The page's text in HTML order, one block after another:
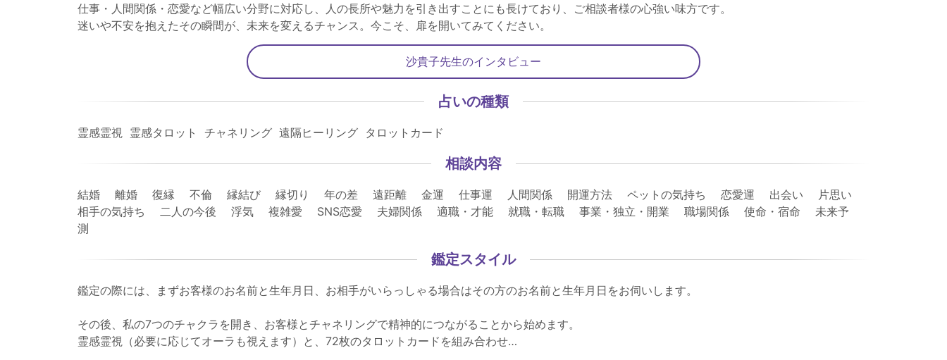
仕事・人間関係・恋愛など幅広い分野に対応し、人の長所や魅力を引き出すことにも長けており、ご相談者様の心強い味方です。
迷いや不安を抱えたその瞬間が、未来を変えるチャンス。今こそ、扉を開いてみてください。
沙貴子先生のインタビュー
占いの種類
霊感霊視 霊感タロット チャネリング 遠隔ヒーリング タロットカード
相談内容
結婚 離婚 復縁 不倫 縁結び 縁切り 年の差 遠距離 金運 仕事運 人間関係 開運方法 ペットの気持ち 恋愛運 出会い 片思い
相手の気持ち 二人の今後 浮気 複雑愛 SNS恋愛 夫婦関係 適職・才能 就職・転職 事業・独立・開業 職場関係 使命・宿命 未来予
測
鑑定スタイル
鑑定の際には、まずお客様のお名前と生年月日、お相手がいらっしゃる場合はその方のお名前と生年月日をお伺いします。
その後、私の7つのチャクラを開き、お客様とチャネリングで精神的につながることから始めます。
霊感霊視（必要に応じてオーラも視えます）と、72枚のタロットカードを組み合わせ…